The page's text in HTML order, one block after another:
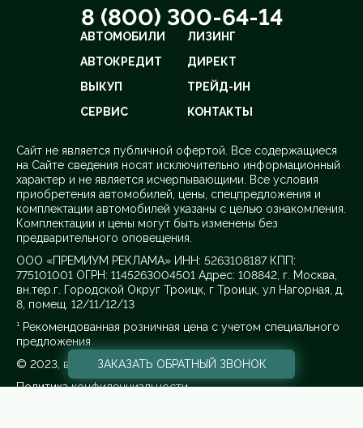
8 (800) 300-64-14
АВТОМОБИЛИ
ЛИЗИНГ
АВТОКРЕДИТ
ДИРЕКТ
ВЫКУП
ТРЕЙД-ИН
СЕРВИС
КОНТАКТЫ
Cайт не является публичной офертой. Все содержащиеся
на Сайте сведения носят исключительно информационный
характер и не является исчерпывающими. Все условия
приобретения автомобилей, цены, спецпредложения и
комплектации автомобилей указаны с целью ознакомления.
Комплектации и цены могут быть изменены без
предварительного оповещения.
ООО «ПРЕМИУМ РЕКЛАМА» ИНН: 5263108187 КПП:
775101001 ОГРН: 1145263004501 Адрес: 108842, г. Москва,
вн.тер.г. Городской Округ Троицк, г Троицк, ул Нагорная, д.
8, помещ. 12/11/12/13
¹ Рекомендованная розничная цена с учетом специального
предложения
© 2023, все права защищены
Политика конфиденциальности.
ЗАКАЗАТЬ ОБРАТНЫЙ ЗВОНОК